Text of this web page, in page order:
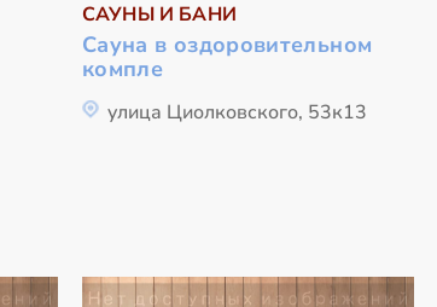
САУНЫ И БАНИ
Сауна в оздоровительном
компле
улица Циолковского, 53к13